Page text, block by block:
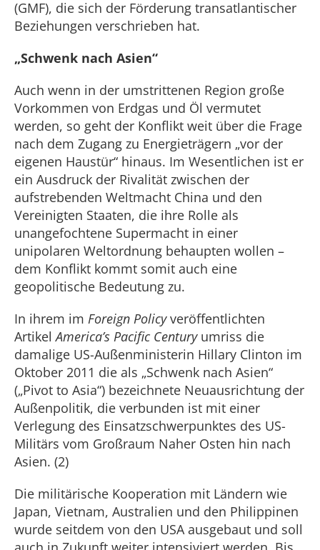
(GMF), die sich der Förderung transatlantischer
Beziehungen verschrieben hat.
„Schwenk nach Asien“
Auch wenn in der umstrittenen Region große
Vorkommen von Erdgas und Öl vermutet
werden, so geht der Konflikt weit über die Frage
nach dem Zugang zu Energieträgern „vor der
eigenen Haustür“ hinaus. Im Wesentlichen ist er
ein Ausdruck der Rivalität zwischen der
aufstrebenden Weltmacht China und den
Vereinigten Staaten, die ihre Rolle als
unangefochtene Supermacht in einer
unipolaren Weltordnung behaupten wollen –
dem Konflikt kommt somit auch eine
geopolitische Bedeutung zu.
In ihrem im Foreign Policyveröffentlichten
Artikel America’s Pacific Centuryumriss die
damalige US-Außenministerin Hillary Clinton im
Oktober 2011 die als „Schwenk nach Asien“
(„Pivot to Asia“) bezeichnete Neuausrichtung der
Außenpolitik, die verbunden ist mit einer
Verlegung des Einsatzschwerpunktes des US-
Militärs vom Großraum Naher Osten hin nach
Asien. (2)
Die militärische Kooperation mit Ländern wie
Japan, Vietnam, Australien und den Philippinen
wurde seitdem von den USA ausgebaut und soll